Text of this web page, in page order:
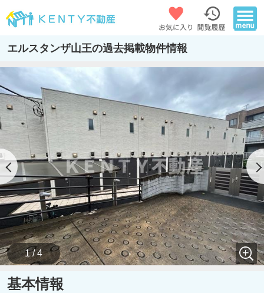
エルスタンザ山王の過去掲載物件情報
1 / 4
基本情報